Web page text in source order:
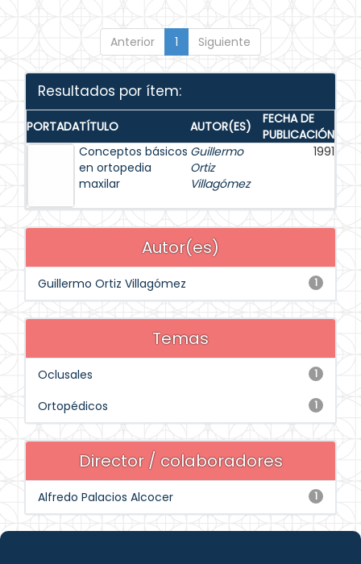
Anterior 1 Siguiente
Resultados por ítem:
PORTADATÍTULO AUTOR(ES)
FECHA DE
PUBLICACIÓN
Conceptos básicos
en ortopedia
maxilar
Guillermo
Ortiz
Villagómez
1991
Autor(es)
1
Guillermo Ortiz Villagómez
Temas
1
Oclusales
1
Ortopédicos
Director / colaboradores
1
Alfredo Palacios Alcocer